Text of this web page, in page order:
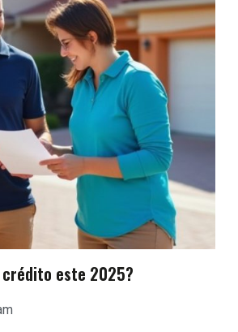
crédito este 2025?